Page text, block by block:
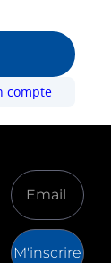
compte
M'inscrire